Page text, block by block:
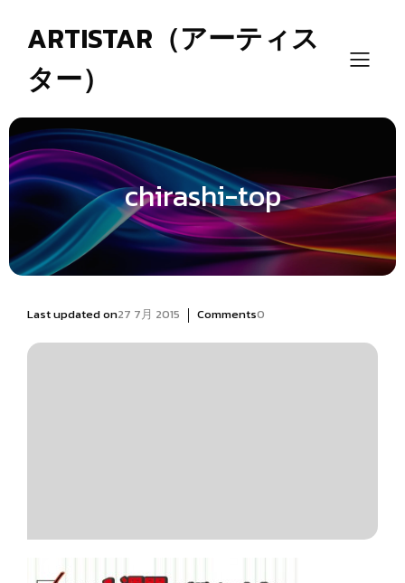
ARTISTAR（アーティス
ター）
chirashi-top
Last updated on27 7月 2015 | Comments0